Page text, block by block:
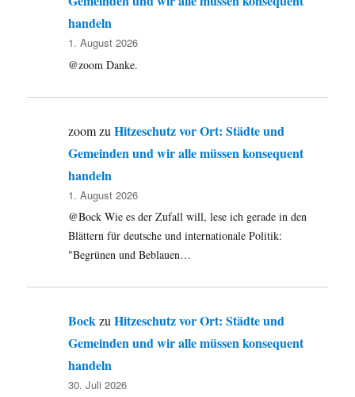
handeln
1. August 2026
@zoom Danke.
zoomzuHitzeschutz vor Ort: Städte und
Gemeinden und wir alle müssen konsequent
handeln
1. August 2026
@Bock Wie es der Zufall will, lese ich gerade in den
Blättern für deutsche und internationale Politik:
"Begrünen und Beblauen…
Bock zuHitzeschutz vor Ort: Städte und
Gemeinden und wir alle müssen konsequent
handeln
30. Juli 2026